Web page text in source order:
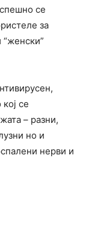
се
за
се
– разни,
но и
нерви и